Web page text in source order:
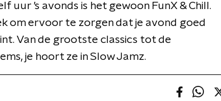
uur ’s avonds is het gewoon FunX & Chill.
om ervoor te zorgen dat je avond goed
Van de grootste classics tot de
je hoort ze in Slow Jamz.